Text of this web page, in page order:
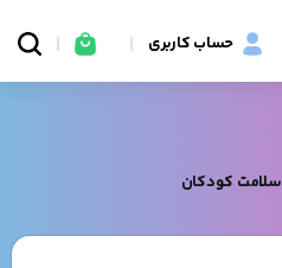
حساب کاربری
کودکان